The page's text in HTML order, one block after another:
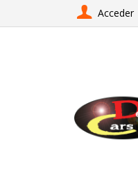
Acceder